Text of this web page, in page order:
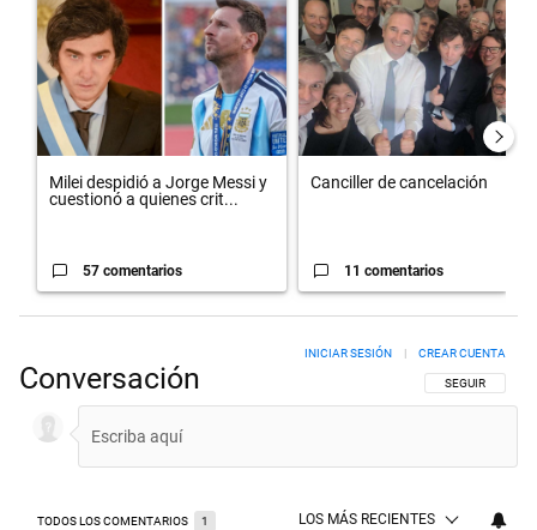
Milei despidió a Jorge Messi y
cuestionó a quienes crit...
57 comentarios
Canciller de cancelación
11 comentarios
Conversación SIGA ESTA
SEGUIR
INICIAR SESIÓN CREAR CUENTA
TODOS LOS COMENTARIOS 1 LOS MÁS RECIENTES